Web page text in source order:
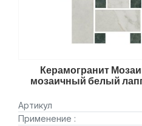
Керамогранит
мозаичный белый
Артикул
Применение :